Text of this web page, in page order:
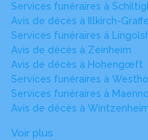
Services funéraires à
Avis de décès à Illkirch-
Services funéraires à
Avis de décès à Zeinheim
Avis de décès à Hohengœft
Services funéraires à
Services funéraires à
Avis de décès à
Voir plus